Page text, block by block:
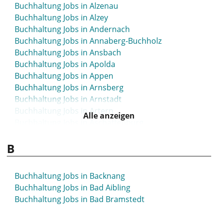
Buchhaltung Jobs in Alzenau
Buchhaltung Jobs in Alzey
Buchhaltung Jobs in Andernach
Buchhaltung Jobs in Annaberg-Buchholz
Buchhaltung Jobs in Ansbach
Buchhaltung Jobs in Apolda
Buchhaltung Jobs in Appen
Buchhaltung Jobs in Arnsberg
Buchhaltung Jobs in Arnstadt
Buchhaltung Jobs in Artern
Buchhaltung Jobs in Aschaffenburg
Buchhaltung Jobs in Aue
Buchhaltung Jobs in Aurich
Alle anzeigen
B
Buchhaltung Jobs in Backnang
Buchhaltung Jobs in Bad Aibling
Buchhaltung Jobs in Bad Bramstedt